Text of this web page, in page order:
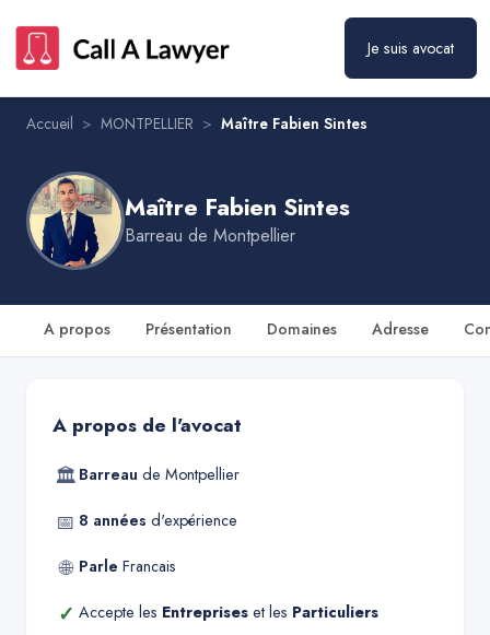
Je suis avocat
Maître Fabien Sintes
Accueil > MONTPELLIER > Maître Fabien Sintes
Maître Fabien Sintes
Barreau de Montpellier
A propos Présentation Domaines Adresse
A propos de l'avocat
🏛 Barreau de Montpellier
📅 8 années d'expérience
🌐 Parle Francais
✓ Accepte les Entreprises et les Particuliers